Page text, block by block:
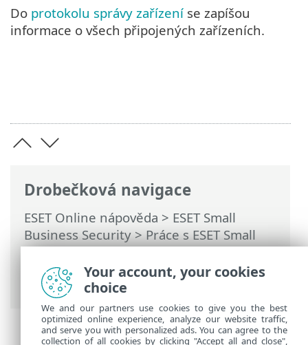
Drobečková navigace
ESET Online nápověda > ESET Small
Business Security>Práce s ESET Small
Business Security>Rozšířená nastavení
Ochrany>Správa zařízení> Editor
pravidel ve správě zařízení
Do protokolu správy zařízení se zapíšou
informace o všech připojených zařízeních.
Your account, your cookies
choice
We and our partners use cookies to give you the best
optimized online experience, analyze our website traffic,
and serve you with personalized ads. You can agree to the
collection of all cookies by clicking "Accept all and close",